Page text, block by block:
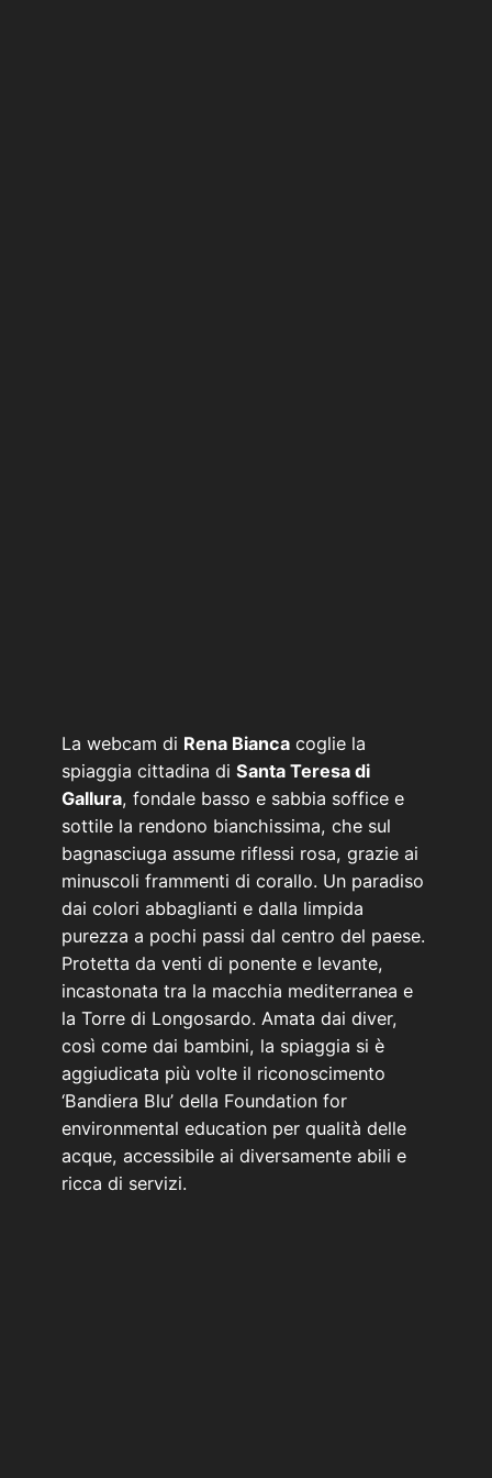
La webcam di Rena Bianca coglie la
spiaggia cittadina di Santa Teresa di
Gallura, fondale basso e sabbia soffice e
sottile la rendono bianchissima, che sul
bagnasciuga assume riflessi rosa, grazie ai
minuscoli frammenti di corallo. Un paradiso
dai colori abbaglianti e dalla limpida
purezza a pochi passi dal centro del paese.
Protetta da venti di ponente e levante,
incastonata tra la macchia mediterranea e
la Torre di Longosardo. Amata dai diver,
così come dai bambini, la spiaggia si è
aggiudicata più volte il riconoscimento
‘Bandiera Blu’ della Foundation for
environmental education per qualità delle
acque, accessibile ai diversamente abili e
ricca di servizi.